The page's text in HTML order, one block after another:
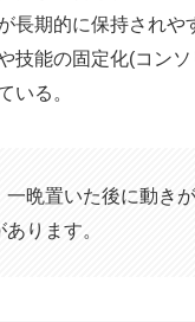
長期的に保持されや
技能の固定化(コン
いる。
晩置いた後に動き
ります。